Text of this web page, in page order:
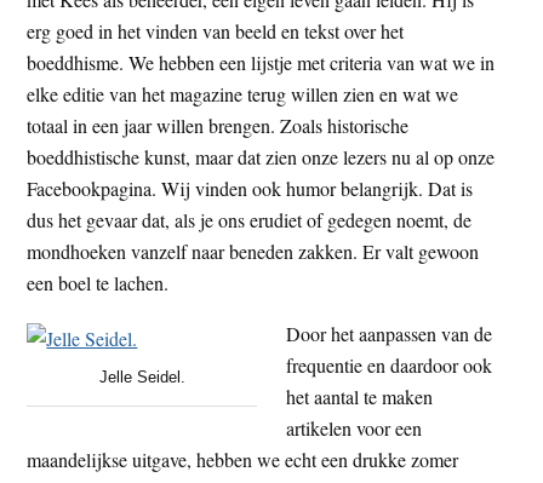
erg goed in het vinden van beeld en tekst over het
boeddhisme. We hebben een lijstje met criteria van wat we in
elke editie van het magazine terug willen zien en wat we
totaal in een jaar willen brengen. Zoals historische
boeddhistische kunst, maar dat zien onze lezers nu al op onze
Facebookpagina. Wij vinden ook humor belangrijk. Dat is
dus het gevaar dat, als je ons erudiet of gedegen noemt, de
mondhoeken vanzelf naar beneden zakken. Er valt gewoon
een boel te lachen.
Jelle Seidel.
Door het aanpassen van de
frequentie en daardoor ook
het aantal te maken
artikelen voor een
maandelijkse uitgave, hebben we echt een drukke zomer